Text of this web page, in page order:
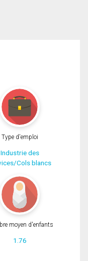
Type d'emploi
Industrie des
Cols blancs
moyen d'enfants
1.76